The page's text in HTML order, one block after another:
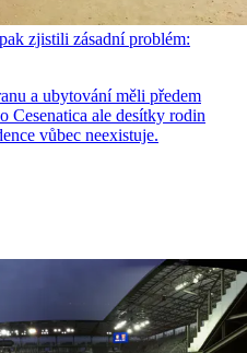
zjistili zásadní problém:
a ubytování měli předem
Cesenatica ale desítky rodin
vůbec neexistuje.